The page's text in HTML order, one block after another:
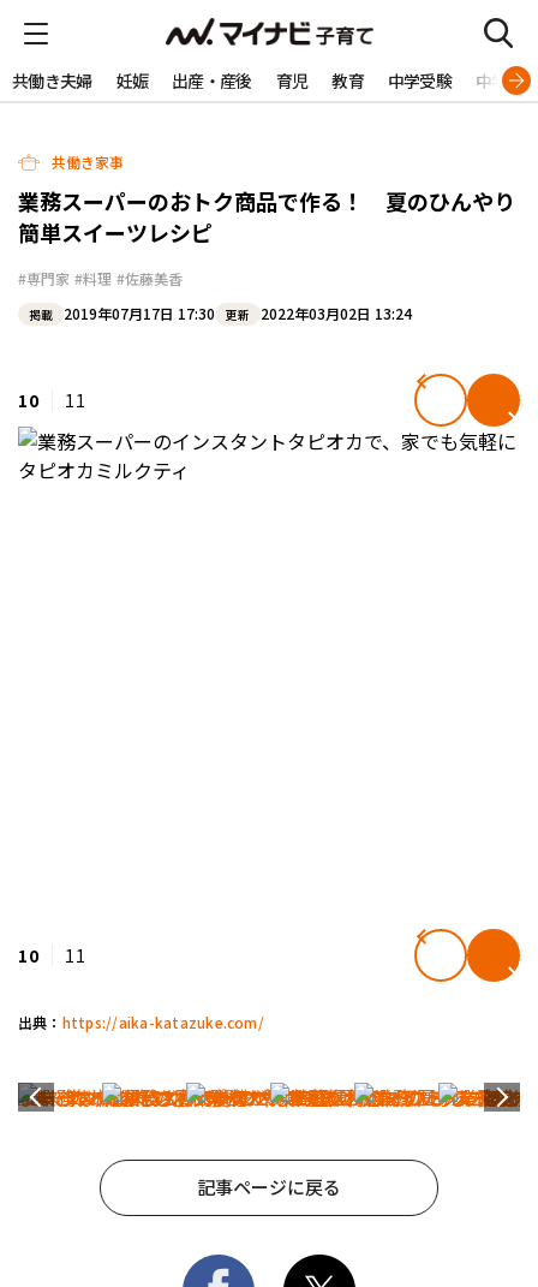
共働き夫婦 妊娠 出産・産後 育児 教育 中学受験 中学生
共働き家事
業務スーパーのおトク商品で作る！ 夏のひんやり
簡単スイーツレシピ
#専門家 #料理 #佐藤美香
掲載 2019年07月17日 17:30 更新 2022年03月02日 13:24
10 11
10 11
出典： https://aika-katazuke.com/
記事ページに戻る